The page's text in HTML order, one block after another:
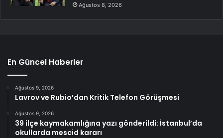
Ağustos 8, 2026
En Güncel Haberler
Ağustos 9, 2026
Lavrov ve Rubio’dan Kritik Telefon Görüşmesi
Ağustos 9, 2026
39 ilçe kaymakamlığına yazı gönderildi: İstanbul’da
okullarda mescid kararı